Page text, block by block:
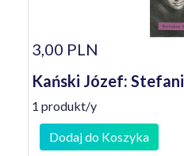
3,00 PLN
Kański Józef:
1 produkt/y
Dodaj do Koszyka